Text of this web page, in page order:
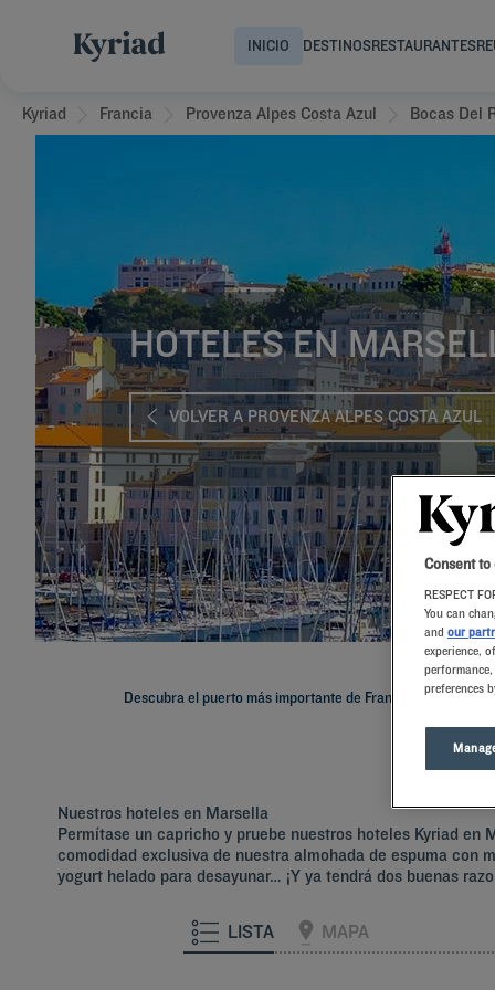
INICIO DESTINOSRESTAURANTES
Kyriad Francia Provenza Alpes Costa Azul Bocas Del
HOTELES EN
VOLVER A PROVENZA ALPES COSTA AZUL
Descubra el puerto más importante de Francia, la
Nuestros hoteles en Marsella
Permítase un capricho y pruebe nuestros hoteles Kyriad
comodidad exclusiva de nuestra almohada de espuma con
yogurt helado para desayunar… ¡Y ya tendrá dos buenas
LISTA MAPA
Consent
RESPECT
You can
and our
experience,
preferences